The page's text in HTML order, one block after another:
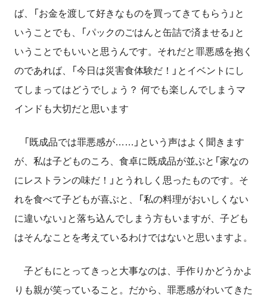
ば、「お金を渡して好きなものを買ってきてもらう」と
いうことでも、「パックのごはんと缶詰で済ませる」と
いうことでもいいと思うんです。それだと罪悪感を抱く
のであれば、「今日は災害食体験だ！」とイベントにし
てしまってはどうでしょう？ 何でも楽しんでしまうマ
インドも大切だと思います
「既成品では罪悪感が……」という声はよく聞きます
が、私は子どものころ、食卓に既成品が並ぶと「家なの
にレストランの味だ！」とうれしく思ったものです。 そ
れを食べて子どもが喜ぶと、「私の料理がおいしくない
に違いない」と落ち込んでしまう方もいますが、子ども
はそんなことを考えているわけではないと思いますよ。
子どもにとってきっと大事なのは、手作りかどうかよ
りも親が笑っていること。だから、罪悪感がわいてきた